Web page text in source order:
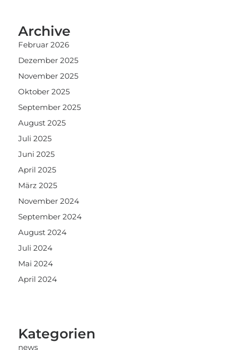
Archive
Februar 2026
Dezember 2025
November 2025
Oktober 2025
September 2025
August 2025
Juli 2025
Juni 2025
April 2025
März 2025
November 2024
September 2024
August 2024
Juli 2024
Mai 2024
April 2024
Kategorien
news